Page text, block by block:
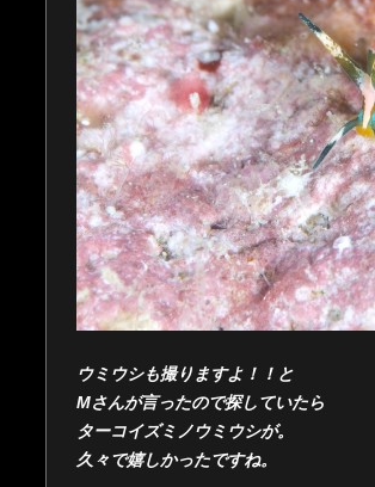
ウミウシも撮りますよ！！と
Mさんが言ったので探していたら
ターコイズミノウミウシが。
久々で嬉しかったですね。